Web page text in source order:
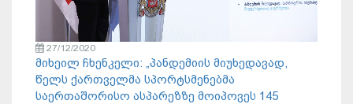
27/12/2020
მიხეილ ჩხენკელი: „პანდემიის მიუხედავად,
წელს ქართველმა სპორტსმენებმა
საერთაშორისო ასპარეზზე მოიპოვეს 145